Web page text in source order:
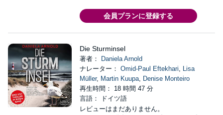
会員プランに登録する
Die Sturminsel
著者：
Daniela Arnold
ナレーター： Omid-Paul Eftekhari, Lisa
Müller, Martin Kuupa, Denise Monteiro
再生時間： 18 時間 47 分
言語： ドイツ語
レビューはまだありません。